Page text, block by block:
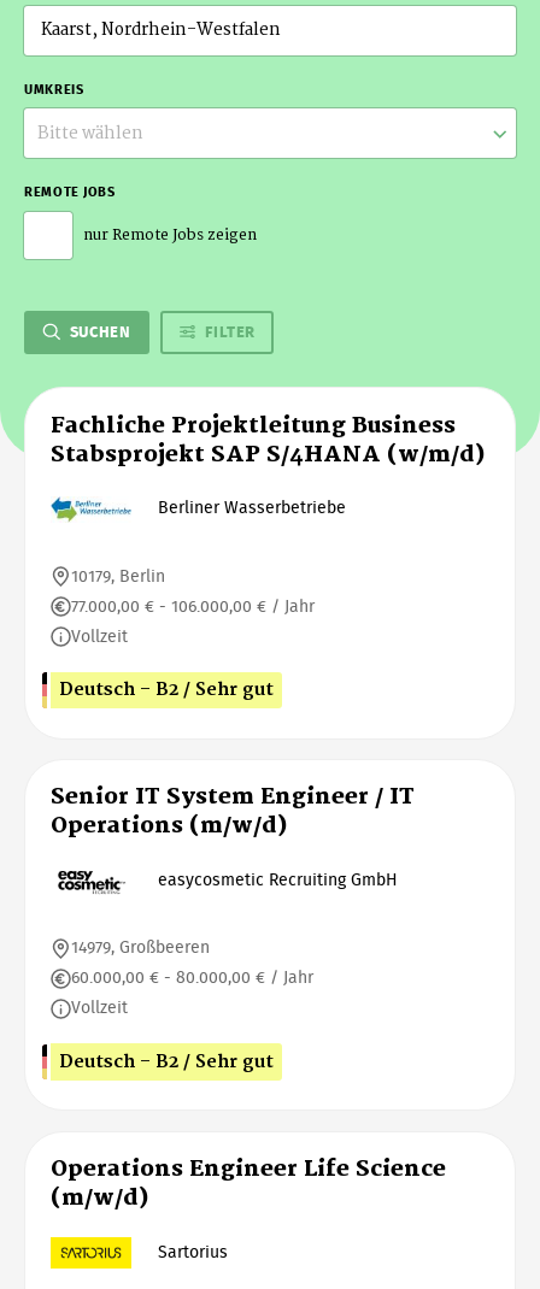
UMKREIS
Bitte wählen
REMOTE JOBS
nur Remote Jobs zeigen
SUCHEN FILTER
Fachliche Projektleitung Business
Stabsprojekt SAP S/4HANA (w/m/d)
Berliner Wasserbetriebe
10179, Berlin
77.000,00 € - 106.000,00 € / Jahr
Vollzeit
Deutsch - B2 / Sehr gut
Senior IT System Engineer / IT
Operations (m/w/d)
easycosmetic Recruiting GmbH
14979, Großbeeren
60.000,00 € - 80.000,00 € / Jahr
Vollzeit
Deutsch - B2 / Sehr gut
Operations Engineer Life Science
(m/w/d)
Sartorius